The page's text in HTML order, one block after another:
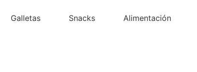
Galletas Snacks Alimentación